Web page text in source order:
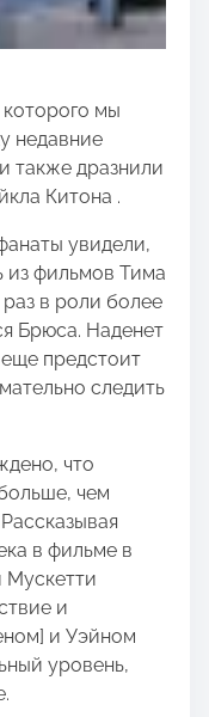
мы
недавние
также дразнили
Китона .
увидели,
из фильмов Тима
в роли более
Брюса. Наденет
предстоит
следить
что
чем
в фильме в
и
и Уэйном
уровень,